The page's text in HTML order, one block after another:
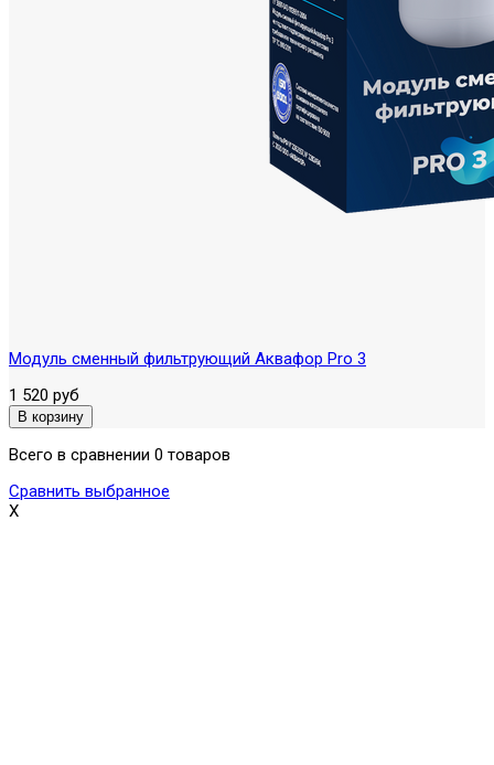
Модуль сменный фильтрующий Аквафор Pro 3
1 520 руб
Всего в сравнении 0 товаров
Сравнить выбранное
X